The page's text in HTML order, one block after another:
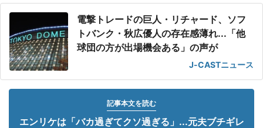
電撃トレードの巨人・リチャード、ソフ
トバンク・秋広優人の存在感薄れ...「他
球団の方が出場機会ある」の声が
J-CASTニュース
記事本文を読む
エンリケは「バカ過ぎてクソ過ぎる」...元夫ブチギレ